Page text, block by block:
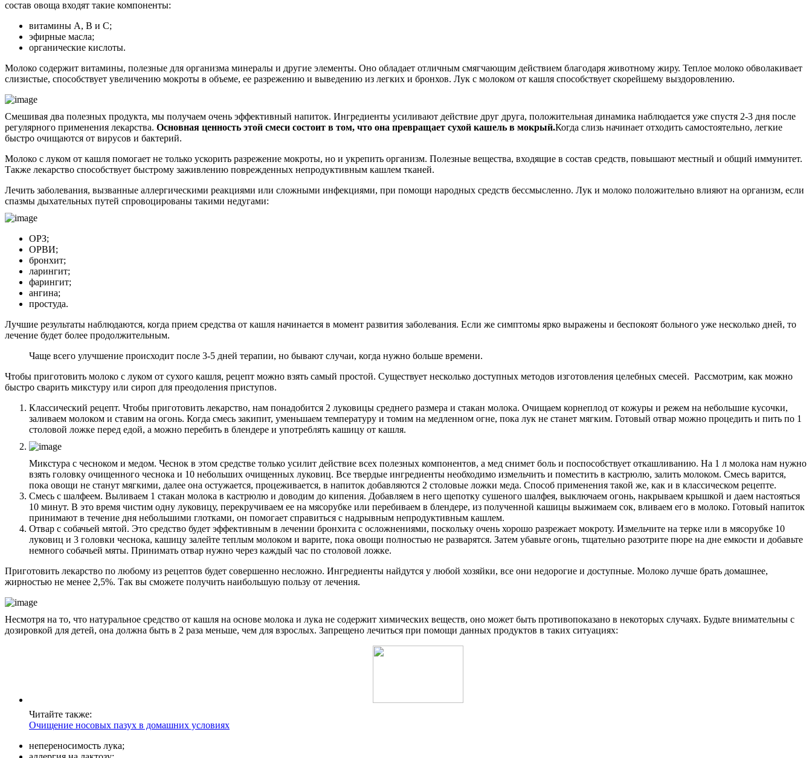
состав овоща входят такие компоненты:
витамины А, В и С;
эфирные масла;
органические кислоты.
Молоко содержит витамины, полезные для организма минералы и другие элементы. Оно обладает отличным смягчающим действием благодаря животному жиру. Теплое молоко обволакивает
слизистые, способствует увеличению мокроты в объеме, ее разрежению и выведению из легких и бронхов. Лук с молоком от кашля способствует скорейшему выздоровлению.
Смешивая два полезных продукта, мы получаем очень эффективный напиток. Ингредиенты усиливают действие друг друга, положительная динамика наблюдается уже спустя 2-3 дня после
регулярного применения лекарства. Основная ценность этой смеси состоит в том, что она превращает сухой кашель в мокрый.Когда слизь начинает отходить самостоятельно, легкие
быстро очищаются от вирусов и бактерий.
Молоко с луком от кашля помогает не только ускорить разрежение мокроты, но и укрепить организм. Полезные вещества, входящие в состав средств, повышают местный и общий иммунитет.
Также лекарство способствует быстрому заживлению поврежденных непродуктивным кашлем тканей.
Лечить заболевания, вызванные аллергическими реакциями или сложными инфекциями, при помощи народных средств бессмысленно. Лук и молоко положительно влияют на организм, если
спазмы дыхательных путей спровоцированы такими недугами:
ОРЗ;
ОРВИ;
бронхит;
ларингит;
фарингит;
ангина;
простуда.
Лучшие результаты наблюдаются, когда прием средства от кашля начинается в момент развития заболевания. Если же симптомы ярко выражены и беспокоят больного уже несколько дней, то
лечение будет более продолжительным.
Чаще всего улучшение происходит после 3-5 дней терапии, но бывают случаи, когда нужно больше времени.
Чтобы приготовить молоко с луком от сухого кашля, рецепт можно взять самый простой. Существует несколько доступных методов изготовления целебных смесей. Рассмотрим, как можно
быстро сварить микстуру или сироп для преодоления приступов.
Классический рецепт. Чтобы приготовить лекарство, нам понадобится 2 луковицы среднего размера и стакан молока. Очищаем корнеплод от кожуры и режем на небольшие кусочки,
заливаем молоком и ставим на огонь. Когда смесь закипит, уменьшаем температуру и томим на медленном огне, пока лук не станет мягким. Готовый отвар можно процедить и пить по 1
столовой ложке перед едой, а можно перебить в блендере и употреблять кашицу от кашля.
Микстура с чесноком и медом. Чеснок в этом средстве только усилит действие всех полезных компонентов, а мед снимет боль и поспособствует откашливанию. На 1 л молока нам нужно
взять головку очищенного чеснока и 10 небольших очищенных луковиц. Все твердые ингредиенты необходимо измельчить и поместить в кастрюлю, залить молоком. Смесь варится,
пока овощи не станут мягкими, далее она остужается, процеживается, в напиток добавляются 2 столовые ложки меда. Способ применения такой же, как и в классическом рецепте.
Смесь с шалфеем. Выливаем 1 стакан молока в кастрюлю и доводим до кипения. Добавляем в него щепотку сушеного шалфея, выключаем огонь, накрываем крышкой и даем настояться
10 минут. В это время чистим одну луковицу, перекручиваем ее на мясорубке или перебиваем в блендере, из полученной кашицы выжимаем сок, вливаем его в молоко. Готовый напиток
принимают в течение дня небольшими глотками, он помогает справиться с надрывным непродуктивным кашлем.
Отвар с собачьей мятой. Это средство будет эффективным в лечении бронхита с осложнениями, поскольку очень хорошо разрежает мокроту. Измельчите на терке или в мясорубке 10
луковиц и 3 головки чеснока, кашицу залейте теплым молоком и варите, пока овощи полностью не разварятся. Затем убавьте огонь, тщательно разотрите пюре на дне емкости и добавьте
немного собачьей мяты. Принимать отвар нужно через каждый час по столовой ложке.
Приготовить лекарство по любому из рецептов будет совершенно несложно. Ингредиенты найдутся у любой хозяйки, все они недорогие и доступные. Молоко лучше брать домашнее,
жирностью не менее 2,5%. Так вы сможете получить наибольшую пользу от лечения.
Несмотря на то, что натуральное средство от кашля на основе молока и лука не содержит химических веществ, оно может быть противопоказано в некоторых случаях. Будьте внимательны с
дозировкой для детей, она должна быть в 2 раза меньше, чем для взрослых. Запрещено лечиться при помощи данных продуктов в таких ситуациях:
Читайте также:
Очищение носовых пазух в домашних условиях
непереносимость лука;